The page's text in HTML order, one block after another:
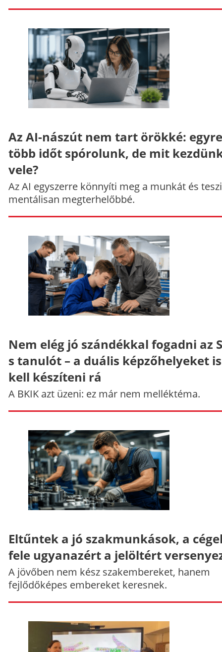
Az AI-nászút nem tart örökké: egyre
több időt spórolunk, de mit
vele?
Az AI egyszerre könnyíti meg a munkát és
mentálisan megterhelőbbé.
Nem elég jó szándékkal fogadni az
s tanulót – a duális képzőhelyeket
kell készíteni rá
A BKIK azt üzeni: ez már nem melléktéma.
Eltűntek a jó szakmunkások, a
fele ugyanazért a jelöltért
A jövőben nem kész szakembereket, hanem
fejlődőképes embereket keresnek.